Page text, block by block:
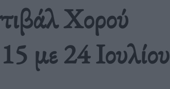
Χορού
με 24 Ιουλίου